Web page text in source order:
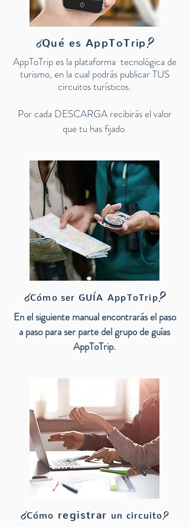
¿Qué es AppToTrip ?
AppToTrip es la plataforma tecnológica de
turismo, en la cual podrás publicar TUS
circuitos turísticos.
Por cada DESCARGA recibirás el valor
que tu has fijado.
¿Cómo ser GUÍA AppToTrip ?
En el siguiente manual encontrarás el paso
a paso para ser parte del grupo de guías
AppToTrip.
¿Cómo registrar un circuito ?